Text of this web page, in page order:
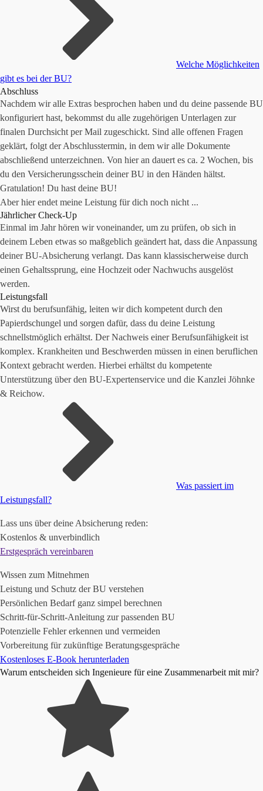
Welche Möglichkeiten
gibt es bei der BU?
Abschluss
Nachdem wir alle Extras besprochen haben und du deine passende BU
konfiguriert hast, bekommst du alle zugehörigen Unterlagen zur
finalen Durchsicht per Mail zugeschickt. Sind alle offenen Fragen
geklärt, folgt der Abschlusstermin, in dem wir alle Dokumente
abschließend unterzeichnen. Von hier an dauert es ca. 2 Wochen, bis
du den Versicherungsschein deiner BU in den Händen hältst.
Gratulation! Du hast deine BU!
Aber hier endet meine Leistung für dich noch nicht ...
Jährlicher Check-Up
Einmal im Jahr hören wir voneinander, um zu prüfen, ob sich in
deinem Leben etwas so maßgeblich geändert hat, dass die Anpassung
deiner BU-Absicherung verlangt. Das kann klassischerweise durch
einen Gehaltssprung, eine Hochzeit oder Nachwuchs ausgelöst
werden.
Leistungsfall
Wirst du berufsunfähig, leiten wir dich kompetent durch den
Papierdschungel und sorgen dafür, dass du deine Leistung
schnellstmöglich erhältst. Der Nachweis einer Berufsunfähigkeit ist
komplex. Krankheiten und Beschwerden müssen in einen beruflichen
Kontext gebracht werden. Hierbei erhältst du kompetente
Unterstützung über den BU-Expertenservice und die Kanzlei Jöhnke
& Reichow.
Was passiert im
Leistungsfall?
Lass uns über deine Absicherung reden:
Kostenlos & unverbindlich
Erstgespräch vereinbaren
Wissen zum Mitnehmen
Leistung und Schutz der BU verstehen
Persönlichen Bedarf ganz simpel berechnen
Schritt-für-Schritt-Anleitung zur passenden BU
Potenzielle Fehler erkennen und vermeiden
Vorbereitung für zukünftige Beratungsgespräche
Kostenloses E-Book herunterladen
Warum entscheiden sich Ingenieure für eine Zusammenarbeit mit mir?